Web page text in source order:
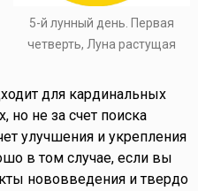
5-й лунный день. Первая
четверть, Луна растущая
для кардинальных
но не за счет поиска
улучшения и укрепления
в том случае, если вы
нововведения и твердо